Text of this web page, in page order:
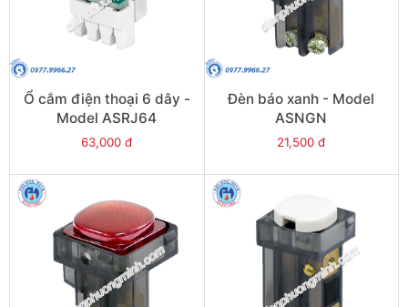
Ổ cắm điện thoại 6 dây -
Model ASRJ64
63,000 đ
Đèn báo xanh - Model
ASNGN
21,500 đ